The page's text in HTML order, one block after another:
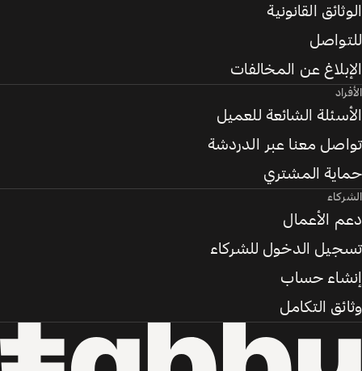
الوثائق القانونية
للتواصل
الإبلاغ عن المخالفات
الأفراد
الأسئلة الشائعة للعميل
تواصل معنا عبر الدردشة
حماية المشتري
الشركاء
دعم الأعمال
تسجيل الدخول للشركاء
إنشاء حساب
وثائق التكامل